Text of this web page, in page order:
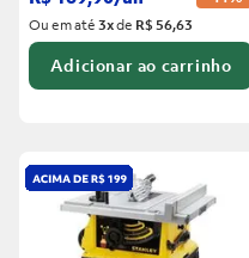
Ou em até3xde R$ 56,63
Adicionar ao carrinho